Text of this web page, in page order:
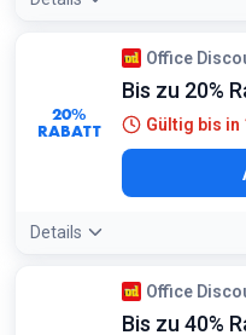
20%
RABATT
Office
Bis zu 20%
Gültig bis in
Details
Office
Bis zu 40%